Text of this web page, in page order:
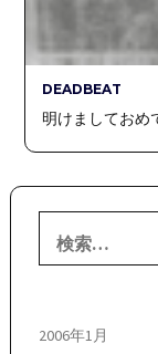
DEADBEAT
明けましておめ
索:
2006年1月